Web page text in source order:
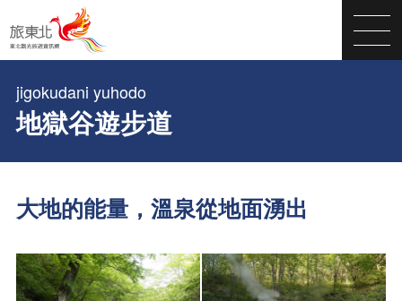
地獄谷遊步道
jigokudani yuhodo
大地的能量，溫泉從地面湧出